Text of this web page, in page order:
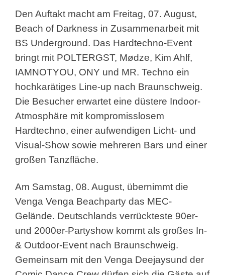
Den Auftakt macht am Freitag, 07. August,
Beach of Darkness in Zusammenarbeit mit
BS Underground. Das Hardtechno-Event
bringt mit POLTERGST, Mødze, Kim Ahlf,
IAMNOTYOU, ONY und MR. Techno ein
hochkarätiges Line-up nach Braunschweig.
Die Besucher erwartet eine düstere Indoor-
Atmosphäre mit kompromisslosem
Hardtechno, einer aufwendigen Licht- und
Visual-Show sowie mehreren Bars und einer
großen Tanzfläche.
Am Samstag, 08. August, übernimmt die
Venga Venga Beachparty das MEC-
Gelände. Deutschlands verrückteste 90er-
und 2000er-Partyshow kommt als großes In-
& Outdoor-Event nach Braunschweig.
Gemeinsam mit den Venga Deejaysund der